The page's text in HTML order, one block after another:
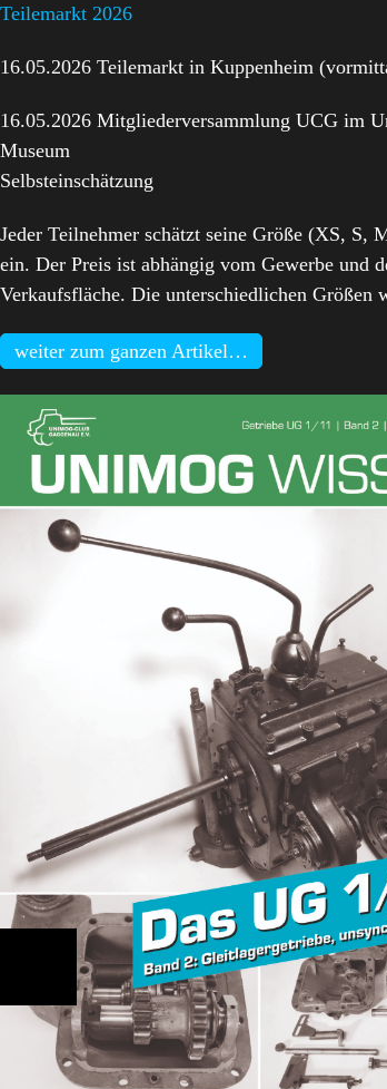
Teilemarkt 2026
16.05.2026 Teilemarkt in Kuppenheim
16.05.2026 Mitgliederversammlung UCG im
Museum
Selbsteinschätzung
Jeder Teilnehmer schätzt seine Größe (XS,
ein. Der Preis ist abhängig vom Gewerbe und
Verkaufsfläche. Die unterschiedlichen Größen
weiter zum ganzen Artikel…